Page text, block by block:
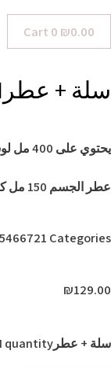
₪0.00
0
Cart
سلة + عطرMADAM
عطر الجسم 150 مل كريم اليدين
Categories
₪129.00
سلة + عطرMADAM quantity